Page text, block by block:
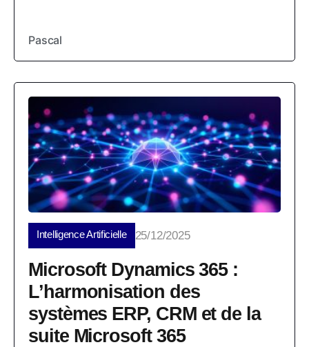
Pascal
Intelligence Artificielle 25/12/2025
Microsoft Dynamics 365 :
L’harmonisation des
systèmes ERP, CRM et de la
suite Microsoft 365